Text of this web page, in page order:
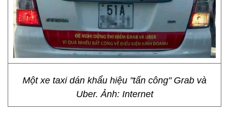
Một xe taxi dán khẩu hiệu "tấn công" Grab và
Uber. Ảnh: Internet